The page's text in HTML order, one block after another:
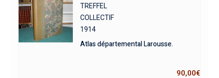
TREFFEL
COLLECTIF
1914
Atlas départemental Larousse.
90,00€